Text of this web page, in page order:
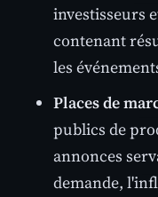
investisseurs
contenant
les
Places de
publics de
annonces
demande,